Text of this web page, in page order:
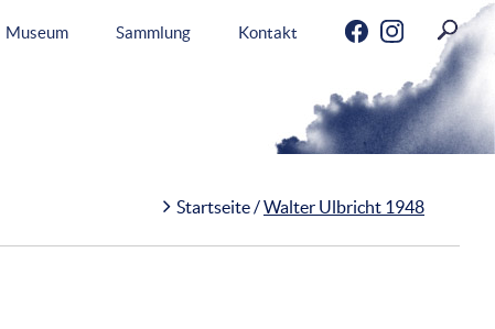
Menu
Museum Sammlung Kontakt
Startseite/Walter Ulbricht 1948